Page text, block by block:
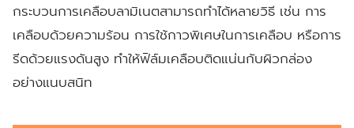
กระบวนการเคลือบลามิเนตสามารถทำได้หลายวิธี เช่น การ
เคลือบด้วยความร้อน การใช้กาวพิเศษในการเคลือบ หรือการ
รีดด้วยแรงดันสูง ทำให้ฟิล์มเคลือบติดแน่นกับผิวกล่อง
อย่างแนบสนิท